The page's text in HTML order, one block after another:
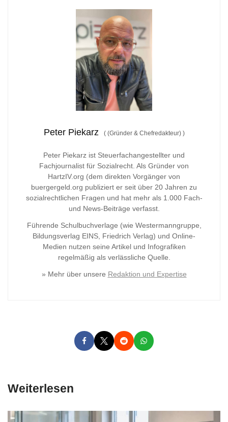
Peter Piekarz ((Gründer & Chefredakteur) )
Peter Piekarz ist Steuerfachangestellter und
Fachjournalist für Sozialrecht. Als Gründer von
HartzIV.org (dem direkten Vorgänger von
buergergeld.org publiziert er seit über 20 Jahren zu
sozialrechtlichen Fragen und hat mehr als 1.000 Fach-
und News-Beiträge verfasst.
Führende Schulbuchverlage (wie Westermanngruppe,
Bildungsverlag EINS, Friedrich Verlag) und Online-
Medien nutzen seine Artikel und Infografiken
regelmäßig als verlässliche Quelle.
» Mehr über unsere Redaktion und Expertise
Weiterlesen